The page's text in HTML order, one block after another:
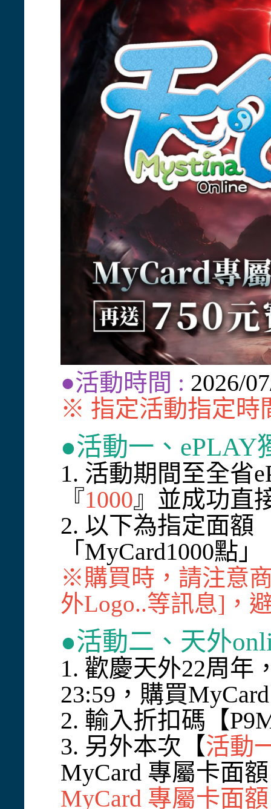
●活動時間 : 2026/
※ 指定活動指定時
●活動一、ePLAY
1. 活動期間至全省
『1000』並成功直
2. 以下為指定面額
「MyCard1000點
※購買時，請注意
外Logo..等訊息]，
●活動二、 天外
1. 歡慶天外22周年
23:59，購買
2. 輸入折扣碼【
3. 另外本次【活動
MyCard 專屬卡面
MyCard 專屬卡面